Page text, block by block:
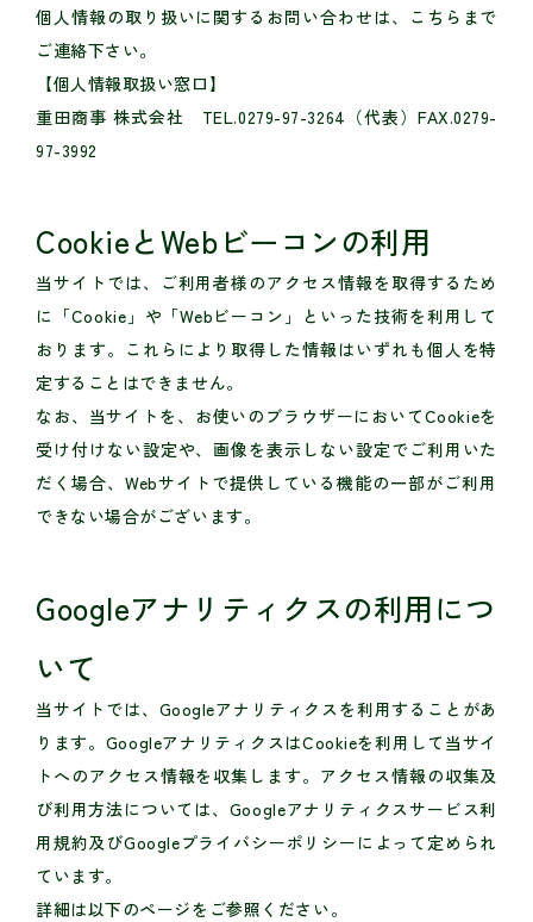
個人情報の取り扱いに関するお問い合わせは、こちらまで
ご連絡下さい。
【個人情報取扱い窓口】
重田商事 株式会社 TEL.0279-97-3264（代表）FAX.0279-
97-3992
CookieとWebビーコンの利用
当サイトでは、ご利用者様のアクセス情報を取得するため
に「Cookie」や「Webビーコン」といった技術を利用して
おります。これらにより取得した情報はいずれも個人を特
定することはできません。
なお、当サイトを、お使いのブラウザーにおいてCookieを
受け付けない設定や、画像を表示しない設定でご利用いた
だく場合、Webサイトで提供している機能の一部がご利用
できない場合がございます。
Googleアナリティクスの利用につ
いて
当サイトでは、Googleアナリティクスを利用することがあ
ります。GoogleアナリティクスはCookieを利用して当サイ
トへのアクセス情報を収集します。アクセス情報の収集及
び利用方法については、Googleアナリティクスサービス利
用規約及びGoogleプライバシーポリシーによって定められ
ています。
詳細は以下のページをご参照ください。